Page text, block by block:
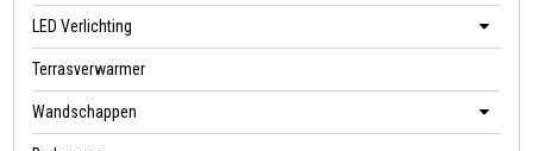
LED Verlichting
Terrasverwarmer
Wandschappen